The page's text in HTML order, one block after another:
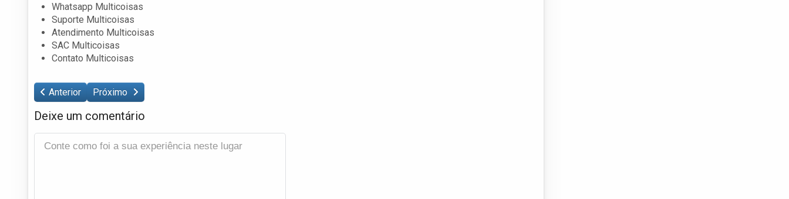
Whatsapp Multicoisas
Suporte Multicoisas
Atendimento Multicoisas
SAC Multicoisas
Contato Multicoisas
Anterior Próximo
Deixe um comentário